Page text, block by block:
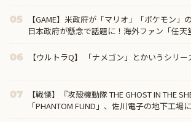
05
【GAME】米政府が「マリオ」「ポケモン」
日本政府が懸念で話題に！海外ファン「任天
06 【ウルトラQ】 「ナメゴン」とかいうシリ
07
【戦慄】『攻殻機動隊 THE GHOST IN THE
「PHANTOM FUND」、佐川電子の地下工場